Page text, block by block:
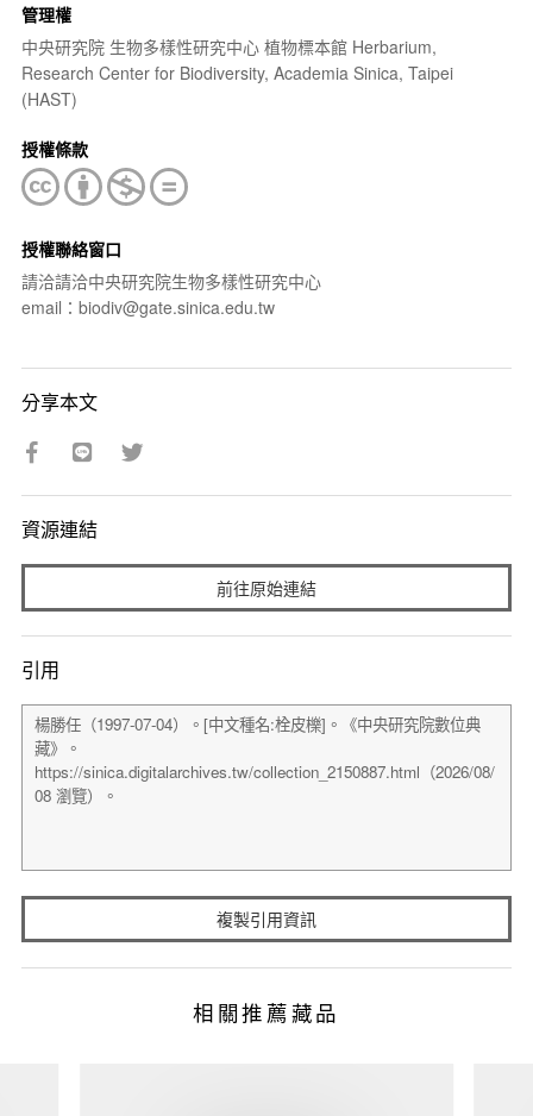
管理權
中央研究院 生物多樣性研究中心 植物標本館 Herbarium,
Research Center for Biodiversity, Academia Sinica, Taipei
(HAST)
授權條款
授權聯絡窗口
請洽請洽中央研究院生物多樣性研究中心
email：biodiv@gate.sinica.edu.tw
分享本文
資源連結
前往原始連結
引用
複製引用資訊
相關推薦藏品